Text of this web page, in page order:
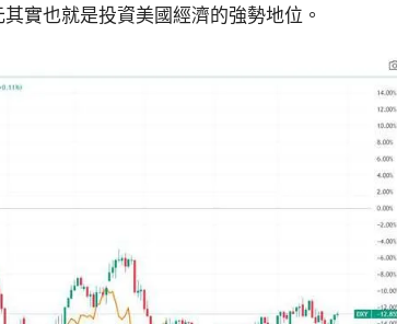
實也就是投資美國經濟的強勢地位。